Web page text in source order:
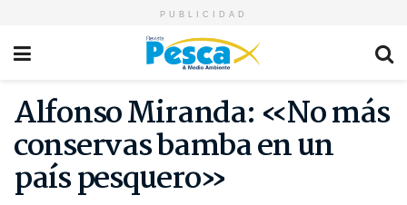
PUBLICIDAD
Alfonso Miranda: «No más
conservas bamba en un
país pesquero»